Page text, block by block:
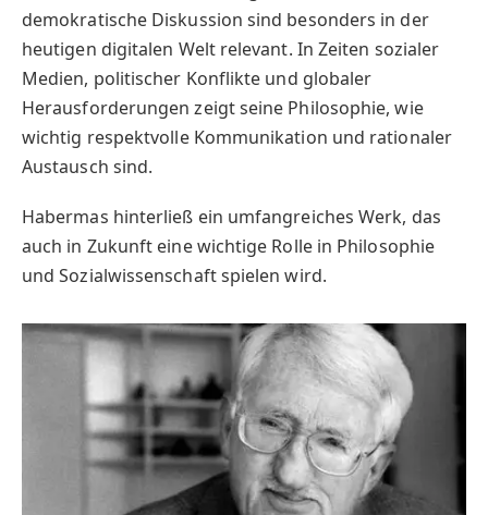
demokratische Diskussion sind besonders in der
heutigen digitalen Welt relevant. In Zeiten sozialer
Medien, politischer Konflikte und globaler
Herausforderungen zeigt seine Philosophie, wie
wichtig respektvolle Kommunikation und rationaler
Austausch sind.
Habermas hinterließ ein umfangreiches Werk, das
auch in Zukunft eine wichtige Rolle in Philosophie
und Sozialwissenschaft spielen wird.